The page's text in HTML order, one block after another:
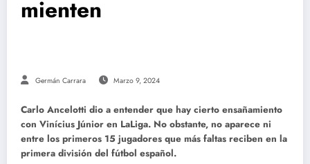
mienten
Germán Carrara Marzo 9, 2024
Carlo Ancelotti dio a entender que hay cierto ensañamiento
con Vinícius Júnior en LaLiga. No obstante, no aparece ni
entre los primeros 15 jugadores que más faltas reciben en la
primera división del fútbol español.